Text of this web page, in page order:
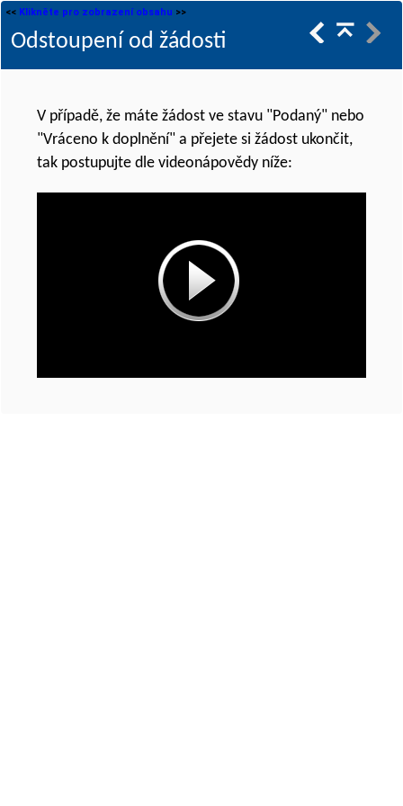
<< Klikněte pro zobrazení obsahu >>
Odstoupení od žádosti
V případě, že máte žádost ve stavu "Podaný" nebo
"Vráceno k doplnění" a přejete si žádost ukončit,
tak postupujte dle videonápovědy níže: